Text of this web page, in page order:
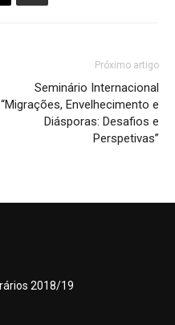
Próximo artigo
Seminário Internacional
“Migrações, Envelhecimento e
Diásporas: Desafios e
Perspetivas”
2018/19